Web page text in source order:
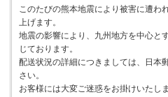
このたびの熊本地震により被害に遭わ
上げます。
地震の影響により、九州地方を中心と
じております。
配送状況の詳細につきましては、日本
さい。
お客様には大変ご迷惑をお掛けいたし